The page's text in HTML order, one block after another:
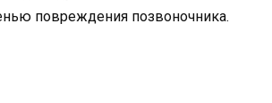
повреждения позвоночника.